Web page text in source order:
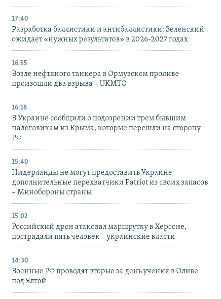
17:40
Разработка баллистики и антибаллистики: Зеленский
ожидает «нужных результатов» в 2026-2027 годах
16:55
Возле нефтяного танкера в Ормузском проливе
произошли два взрыва – UKMTO
16:18
В Украине сообщили о подозрении трем бывшим
налоговикам из Крыма, которые перешли на сторону
РФ
15:40
Нидерланды не могут предоставить Украине
дополнительные перехватчики Patriot из своих запасов
– Минобороны страны
15:02
Российский дрон атаковал маршрутку в Херсоне,
пострадали пять человек – украинские власти
14:30
Военные РФ проводят вторые за день учения в Оливе
под Ялтой